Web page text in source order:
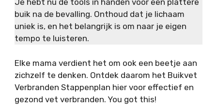
Je hebt nu de tools in handen voor een plattere
buik na de bevalling. Onthoud dat je lichaam
uniek is, en het belangrijk is om naar je eigen
tempo te luisteren.
Elke mama verdient het om ook een beetje aan
zichzelf te denken. Ontdek daarom het Buikvet
Verbranden Stappenplan hier voor effectief en
gezond vet verbranden. You got this!